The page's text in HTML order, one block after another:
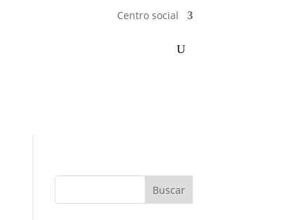
Centro social
Buscar